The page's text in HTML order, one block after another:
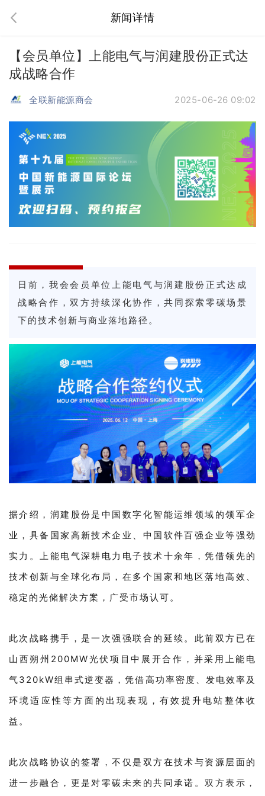
新闻详情
【会员单位】上能电气与润建股份正式达
成战略合作
全联新能源商会 2025-06-26 09:02
日前，我会会员单位上能电气与润建股份正式达成
战略合作，双方持续深化协作，共同探索零碳场景
下的技术创新与商业落地路径。
据介绍，润建股份是中国数字化智能运维领域的领军企
业，具备国家高新技术企业、中国软件百强企业等强劲
实力。上能电气深耕电力电子技术十余年，凭借领先的
技术创新与全球化布局，在多个国家和地区落地高效、
稳定的光储解决方案，广受市场认可。
此次战略携手，是一次强强联合的延续。此前双方已在
山西朔州200MW光伏项目中展开合作，并采用上能电
气320kW组串式逆变器，凭借高功率密度、发电效率及
环境适应性等方面的出现表现，有效提升电站整体收
益。
此次战略协议的签署，不仅是双方在技术与资源层面的
进一步融合，更是对零碳未来的共同承诺。双方表示，